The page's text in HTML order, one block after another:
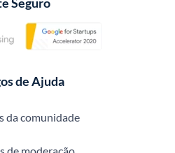
de Ajuda
da comunidade